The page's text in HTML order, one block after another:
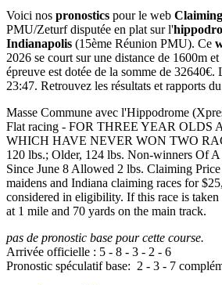
Voici nos pronostics pour le web Claiming
PMU/Zeturf disputée en plat sur l'
Indianapolis (15ème Réunion PMU). Ce
2026 se court sur une distance de 1600m
épreuve est dotée de la somme de 32640€.
23:47. Retrouvez les résultats et rapports
Masse Commune avec l'Hippodrome
Flat racing - FOR THREE YEAR OLDS
WHICH HAVE NEVER WON TWO
120 lbs.; Older, 124 lbs. Non-winners Of
Since June 8 Allowed 2 lbs. Claiming
maidens and Indiana claiming races for
considered in eligibility. If this race is
at 1 mile and 70 yards on the main track.
pas de pronostic base pour cette course.
Arrivée officielle : 5 - 8 - 3 - 2 - 6
Pronostic spéculatif base: 2 - 3 - 7